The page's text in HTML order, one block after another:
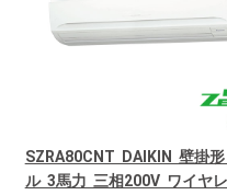
SZRA80CNT DAIKIN 壁掛
ル 3馬力 三相200V ワイヤ